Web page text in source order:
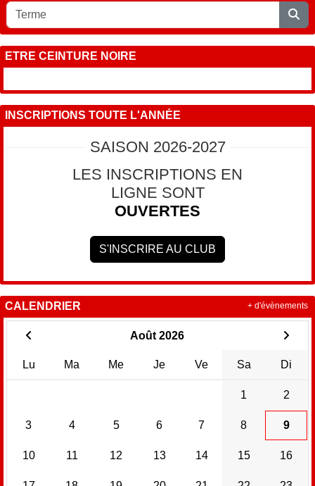
ETRE CEINTURE NOIRE
INSCRIPTIONS TOUTE L'ANNÉE
SAISON 2026-2027
LES INSCRIPTIONS EN
LIGNE SONT
OUVERTES
S'INSCRIRE AU CLUB
CALENDRIER
Août 2026
Lu Ma Me Je Ve Sa Di
1 2
3 4 5 6 7 8 9
10 11 12 13 14 15 16
+ d'évènements